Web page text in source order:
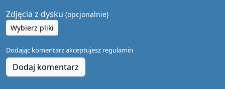
Zdjęcia z dysku (opcjonalnie)
Wybierz pliki
Dodając komentarz akceptujesz regulamin
Dodaj komentarz